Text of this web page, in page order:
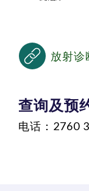
放射诊
查询及预
电话：2760